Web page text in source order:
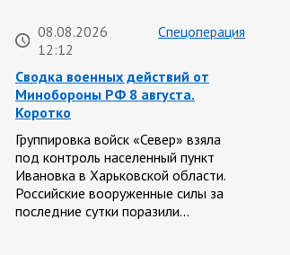
08.08.2026
12:12
Спецоперация
Сводка военных действий от
Минобороны РФ 8 августа.
Коротко
Группировка войск «Север» взяла
под контроль населенный пункт
Ивановка в Харьковской области.
Российские вооруженные силы за
последние сутки поразили…